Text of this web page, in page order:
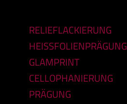
RELIEFLACKIERUNG
HEISSFOLIENPRÄGUNG
GLAMPRINT
CELLOPHANIERUNG
PRÄGUNG